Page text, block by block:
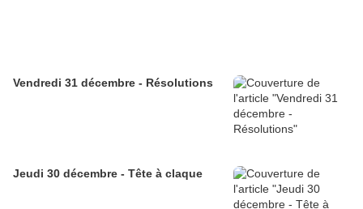
Vendredi 31 décembre - Résolutions
Jeudi 30 décembre - Tête à claque